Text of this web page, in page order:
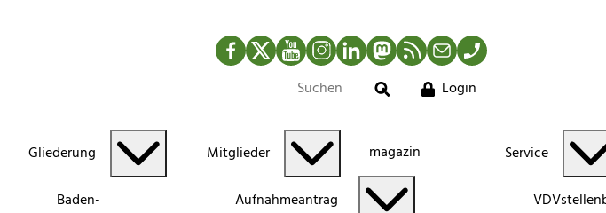
Facebook
TwitterYouTubeInstagram
LinkedInMastodonRSS-Newsfeed
MailTelefon
Suche
Login
Gliederung
Baden-
Mitglieder
Aufnahmeantrag
magazin Service